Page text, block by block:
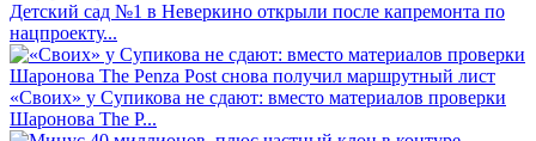
Детский сад №1 в Неверкино открыли после капремонта по
нацпроекту...
«Своих» у Супикова не сдают: вместо материалов проверки
Шаронова The P...